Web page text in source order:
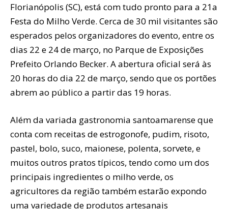
Florianópolis (SC), está com tudo pronto para a 21a
Festa do Milho Verde. Cerca de 30 mil visitantes são
esperados pelos organizadores do evento, entre os
dias 22 e 24 de março, no Parque de Exposições
Prefeito Orlando Becker. A abertura oficial será às
20 horas do dia 22 de março, sendo que os portões
abrem ao público a partir das 19 horas.
Além da variada gastronomia santoamarense que
conta com receitas de estrogonofe, pudim, risoto,
pastel, bolo, suco, maionese, polenta, sorvete, e
muitos outros pratos típicos, tendo como um dos
principais ingredientes o milho verde, os
agricultores da região também estarão expondo
uma variedade de produtos artesanais